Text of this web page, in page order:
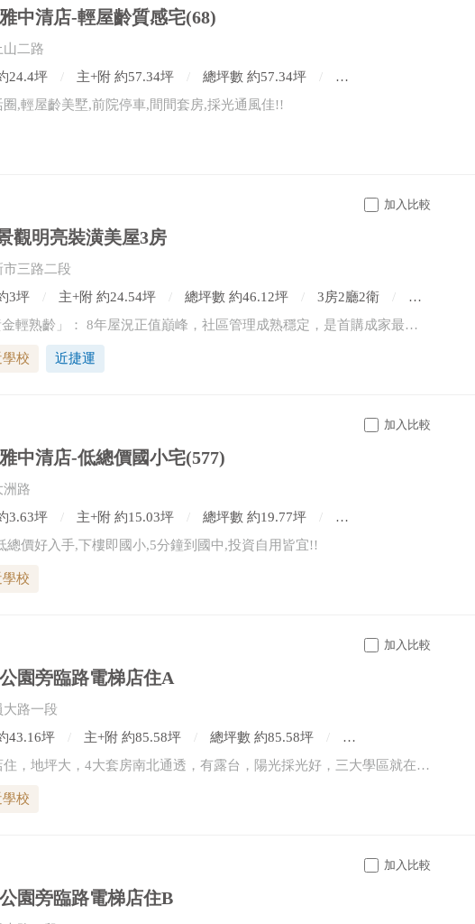
中清店-輕屋齡質感宅(68)
山二路
24.4坪 主+附 約57.34坪 總坪數 約57.34坪 4房3廳5衛
,輕屋齡美墅,前院停車,間間套房,採光通風佳!!
加入比較
觀明亮裝潢美屋3房
三路二段
3坪 主+附 約24.54坪 總坪數 約46.12坪 3房2廳2衛 8.3年
1.屋齡 8 年「黃金輕熟齡」： 8年屋況正值巔峰，社區管理成熟穩定，是首購成家最無負擔、CP值最高的選擇。 2.幸福滿分「標準 3 房 2 廳」： 空間不將就！精緻規劃的 3 房，不論是浪漫舒適的主臥、為未來寶寶預留的溫馨次臥，還是專屬於你的獨立書房、更衣室或工作室，都能隨著人生階段彈性調整。 3.「高坪效明亮客廳」： 公私領域完美劃分。寬敞的客廳擁有超棒的採光，擺放時尚大沙發後依然動線流暢。週末邀請三五好友來家裡聚餐、開派對，空間游刃有餘，面子裡子兼顧。 4.漫步「輕軌義山站」生活圈： 出門散步輕鬆搭乘輕軌，接軌雙北捷運網絡。告別通勤塞車的焦慮與狼狽，換取更多睡眠時間，用最優雅的步伐與節奏，開啟充滿活力的一天。 5.「高顏值美裝」省下百萬裝潢費： 精心設計的現代簡約裝潢，搭配極具設計感的時尚燈具，空間感通透延伸。屋況維持極佳，省去你最頭痛的裝潢監工與額外預算，一卡皮箱即可輕鬆入住！
學校 近捷運
加入比較
中清店-低總價國小宅(577)
洲路
3.63坪 主+附 約15.03坪 總坪數 約19.77坪 2房2廳1衛
總價好入手,下樓即國小,5分鐘到國中,投資自用皆宜!!
學校
加入比較
園旁臨路電梯店住A
路一段
43.16坪 主+附 約85.58坪 總坪數 約85.58坪 5房2廳5衛
全新臨路電梯店住，地坪大，4大套房南北通透，有露台，陽光採光好，三大學區就在家門口，適合補習班、診所、事務所，員林市區生活機能很不錯，交通便利。
學校
加入比較
園旁臨路電梯店住B